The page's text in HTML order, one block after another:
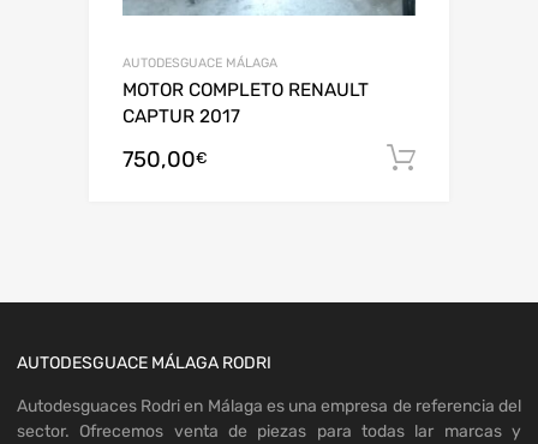
AUTODESGUACE MÁLAGA
MOTOR COMPLETO RENAULT
CAPTUR 2017
750,00€
AUTODESGUACE MÁLAGA RODRI
Autodesguaces Rodri en Málaga es una empresa de referencia del
sector. Ofrecemos venta de piezas para todas lar marcas y